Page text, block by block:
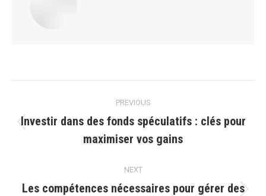
navigation
PREVIOUS
Previous
post:
Investir dans des fonds spéculatifs : clés pour
maximiser vos gains
NEXT
Les compétences nécessaires pour gérer des